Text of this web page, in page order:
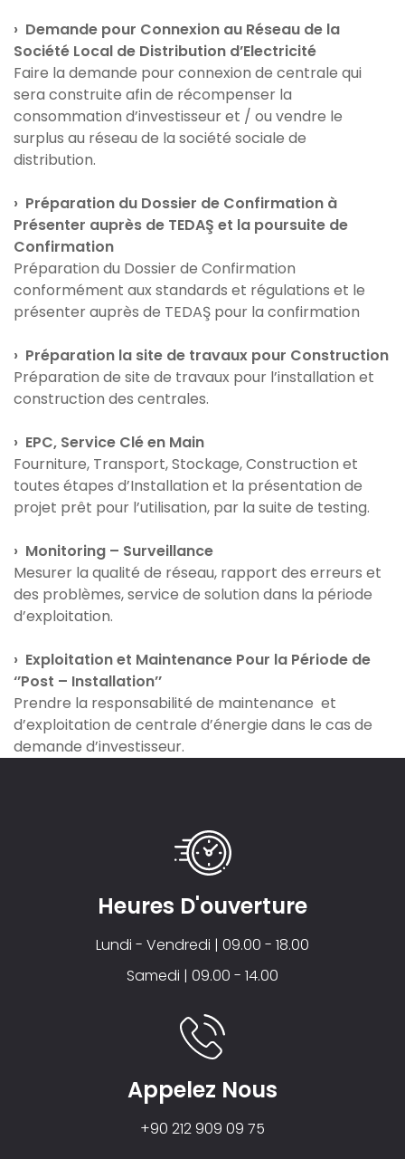
› Demande pour Connexion au Réseau de la
Société Local de Distribution d’Electricité
Faire la demande pour connexion de centrale qui
sera construite afin de récompenser la
consommation d’investisseur et / ou vendre le
surplus au réseau de la société sociale de
distribution.
› Préparation du Dossier de Confirmation à
Présenter auprès de TEDAŞ et la poursuite de
Confirmation
Préparation du Dossier de Confirmation
conformément aux standards et régulations et le
présenter auprès de TEDAŞ pour la confirmation
› Préparation la site de travaux pour Construction
Préparation de site de travaux pour l’installation et
construction des centrales.
› EPC, Service Clé en Main
Fourniture, Transport, Stockage, Construction et
toutes étapes d’Installation et la présentation de
projet prêt pour l’utilisation, par la suite de testing.
› Monitoring – Surveillance
Mesurer la qualité de réseau, rapport des erreurs et
des problèmes, service de solution dans la période
d’exploitation.
› Exploitation et Maintenance Pour la Période de
‘’Post – Installation’’
Prendre la responsabilité de maintenance et
d’exploitation de centrale d’énergie dans le cas de
demande d’investisseur.
Heures D'ouverture
Lundi - Vendredi | 09.00 - 18.00
Samedi | 09.00 - 14.00
Appelez Nous
+90 212 909 09 75